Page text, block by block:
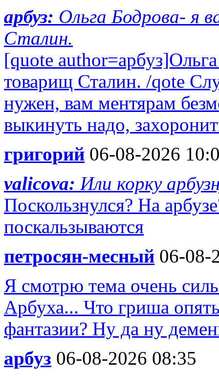
арбуз: Ольга Бодрова- я
Сталин.
[quote
товарищ Сталин. /qote
нужен, вам ментярам
выкинуть надо,
григорий 06-08-2026
valicova: Или корку
Поскользнулся? На
поскальзываются
петросян-месный 06-08-
Я смотрю тема очень
Арбуха... Что гриша
фантазии? Ну да ну
арбуз 06-08-2026 08:35